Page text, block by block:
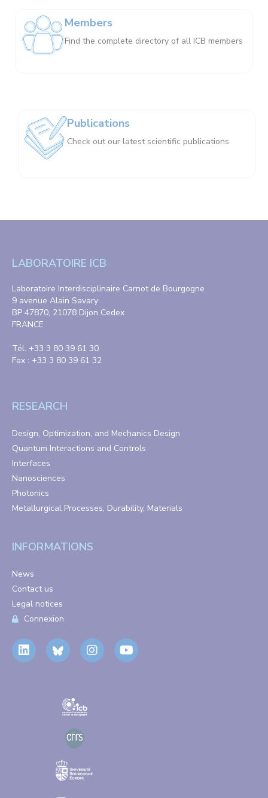
Members
Find the complete directory of all ICB members
Publications
Check out our latest scientific publications
LABORATOIRE ICB
Laboratoire Interdisciplinaire Carnot de Bourgogne
9 avenue Alain Savary
BP 47870, 21078 Dijon Cedex
FRANCE
Tél. +33 3 80 39 61 30
Fax : +33 3 80 39 61 32
RESEARCH
Design, Optimization, and Mechanics Design
Quantum Interactions and Controls
Interfaces
Nanosciences
Photonics
Metallurgical Processes, Durability, Materials
INFORMATIONS
News
Contact us
Legal notices
Connexion